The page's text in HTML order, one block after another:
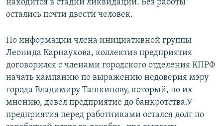
находится в стадии ликвидации. Без работы
остались почти двести человек.
По информации члена инициативной группы
Леонида Карнаухова, коллектив предприятия
договорился с членами городского отделения КПРФ
начать кампанию по выражению недоверия мэру
города Владимиру Ташкинову, который, по их
мнению, довел предприятие до банкротства.У
предприятия перед работниками остался долг по